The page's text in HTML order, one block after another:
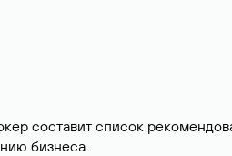
составит список
бизнеса.